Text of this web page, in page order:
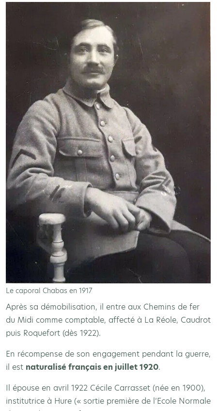
Le caporal Chabas en 1917
Après sa démobilisation, il entre aux Chemins de fer
du Midi comme comptable, affecté à La Réole, Caudrot
puis Roquefort (dès 1922).
En récompense de son engagement pendant la guerre,
il est naturalisé français en juillet 1920.
Il épouse en avril 1922 Cécile Carrasset (née en 1900),
institutrice à Hure (« sortie première de l’Ecole Normale